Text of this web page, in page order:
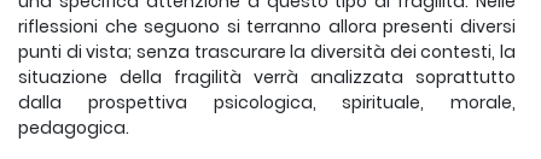
riflessioni che seguono si terranno allora presenti diversi
punti di vista; senza trascurare la diversità dei contesti, la
situazione della fragilità verrà analizzata soprattutto
dalla prospettiva psicologica, spirituale, morale,
pedagogica.